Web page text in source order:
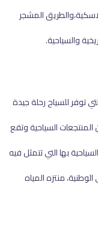
المشجر
والسياحية.
توفر للسياح رحلة جيدة
السياحية وتقع
بها التي تتمثل فيه
منتزه المياه